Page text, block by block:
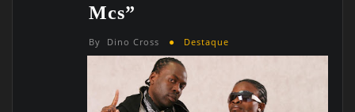
Mcs”
By Dino Cross Destaque